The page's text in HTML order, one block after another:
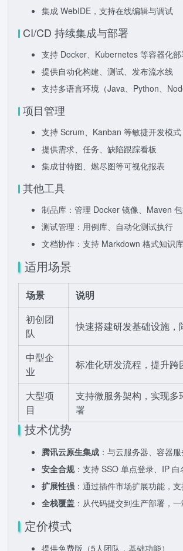
集成 WebIDE，支持在线编辑与调试
CI/CD 持续集成与部署
支持 Docker、Kubernetes 等容器化
提供自动化构建、测试、发布流水线
支持多语言环境（Java、Python、
项目管理
支持 Scrum、Kanban 等敏捷开发模式
提供需求、任务、缺陷跟踪看板
集成甘特图、燃尽图等可视化报表
其他工具
制品库：管理 Docker 镜像、Maven
测试管理：用例库、自动化测试执行
文档协作：支持 Markdown 格式知识库
适用场景
场景
说明
初创团
队
快速搭建研发基础设施，
中型企
业
标准化研发流程，提升跨
大型项
目
支持微服务架构，实现多
署
技术优势
腾讯云原生集成 ：与云服务器、容器
安全合规：支持 SSO 单点登录、IP
扩展性强 ：通过插件市场扩展功能，
全栈覆盖 ：从代码提交到生产部署，
定价模式
提供免费版（5人团队，基础功能）